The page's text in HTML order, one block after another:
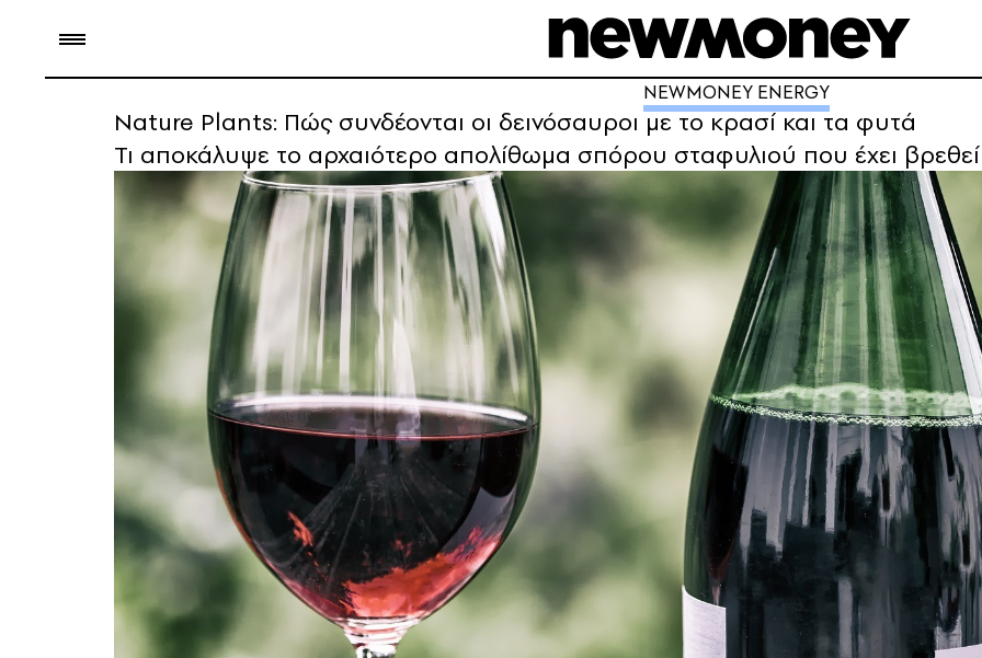
NEWMONEY ENERGY
Nature Plants: Πώς συνδέονται οι δεινόσαυροι με το κρασί και τα φυτά
Τι αποκάλυψε το αρχαιότερο απολίθωμα σπόρου σταφυλιού που έχει